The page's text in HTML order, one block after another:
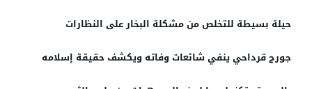
حيلة بسيطة للتخلص من مشكلة البخار على النظارات
جورج قرداحي ينفي شائعات وفاته ويكشف حقيقة إسلامه